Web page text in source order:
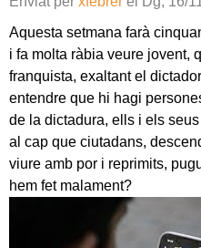
Aquesta setmana farà
i fa molta ràbia veure jovent,
franquista, exaltant el
entendre que hi hagi
de la dictadura, ells i els
al cap que ciutadans,
viure amb por i reprimits,
hem fet malament?